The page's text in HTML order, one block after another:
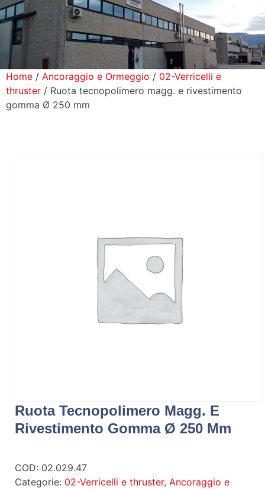
Prodotti
Home / Ancoraggio e Ormeggio / 02-Verricelli e
thruster / Ruota tecnopolimero magg. e rivestimento
gomma Ø 250 mm
Ruota Tecnopolimero Magg. E
Rivestimento Gomma Ø 250 Mm
COD: 02.029.47
Categorie: 02-Verricelli e thruster, Ancoraggio e